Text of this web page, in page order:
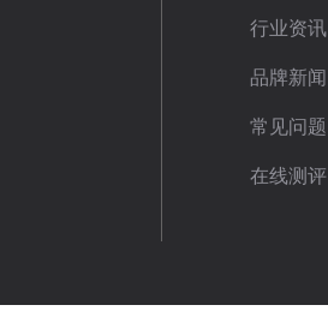
行业资讯
品牌新闻
常见问题
在线测评